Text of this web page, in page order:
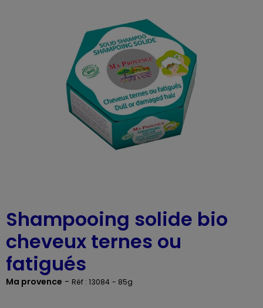
Shampooing solide bio
cheveux ternes ou
fatigués
Ma provence - Réf : 13084 - 85g